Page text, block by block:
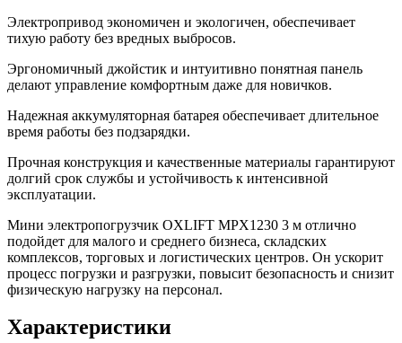
Электропривод экономичен и экологичен, обеспечивает
тихую работу без вредных выбросов.
Эргономичный джойстик и интуитивно понятная панель
делают управление комфортным даже для новичков.
Надежная аккумуляторная батарея обеспечивает длительное
время работы без подзарядки.
Прочная конструкция и качественные материалы гарантируют
долгий срок службы и устойчивость к интенсивной
эксплуатации.
Мини электропогрузчик OXLIFT MPX1230 3 м отлично
подойдет для малого и среднего бизнеса, складских
комплексов, торговых и логистических центров. Он ускорит
процесс погрузки и разгрузки, повысит безопасность и снизит
физическую нагрузку на персонал.
Характеристики